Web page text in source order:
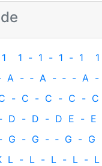
1 1 - 1 - 1 - 1 1
A - ‐ A - ‐ - A -
- C - C - C - C
D - D - D E - E
G - G - ‐ G - G
L - L - L - L - L